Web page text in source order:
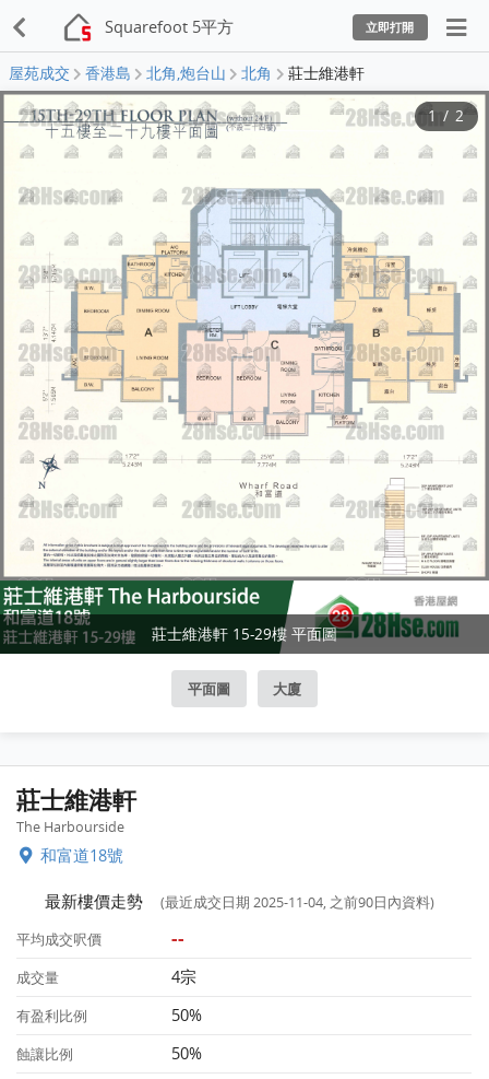
Squarefoot 5平方 立即打開
屋苑成交 香港島 北角,炮台山 北角 莊士維港軒
莊士維港軒 15-29樓 平面圖
1 / 2
平面圖 大廈
莊士維港軒
The Harbourside
和富道18號
最新樓價走勢
(最近成交日期 2025-11-04, 之前90日內資料)
平均成交呎價
--
成交量 4宗
有盈利比例 50%
蝕讓比例 50%